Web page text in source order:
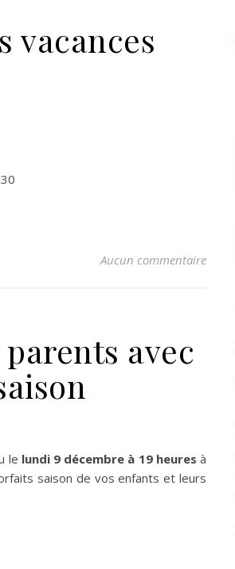
vacances
Aucun commentaire
avec
le lundi 9 décembre à 19 heures à
saison de vos enfants et leurs